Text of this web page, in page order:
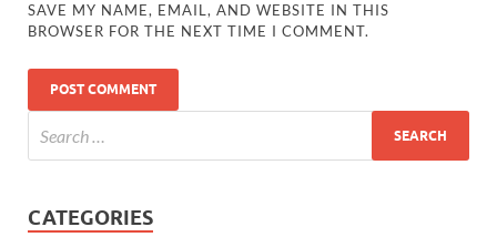
SAVE MY NAME, EMAIL, AND WEBSITE IN THIS
BROWSER FOR THE NEXT TIME I COMMENT.
CATEGORIES